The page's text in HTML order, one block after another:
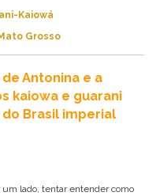
Kaiowá
Grosso
Antonina e a
kaiowa e guarani
Brasil imperial
lado, tentar entender como